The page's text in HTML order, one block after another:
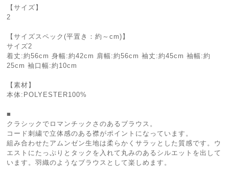
【サイズ】
2
【サイズスペック(平置き：約～cm)】
サイズ2
着丈:約56cm 身幅:約42cm 肩幅:約56cm 袖丈:約45cm 袖幅:約
25cm 袖口幅:約10cm
【素材】
本体:POLYESTER100%
■
クラシックでロマンチックさのあるブラウス。
コード刺繍で立体感のある襟がポイントになっています。
組み合わせたアムンゼン生地は柔らかくサラッとした質感です。ウ
エストにたっぷりとタックを入れて丸みのあるシルエットを出して
います。羽織のようなブラウスとして楽しめます。